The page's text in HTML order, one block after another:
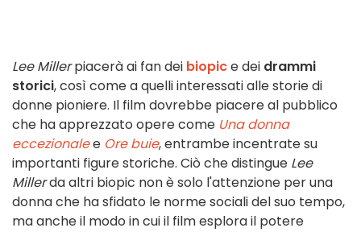
Lee Millerpiacerà ai fan dei biopice dei drammi
storici, così come a quelli interessati alle storie di
donne pioniere. Il film dovrebbe piacere al pubblico
che ha apprezzato opere come Una donna
eccezionalee Ore buie, entrambe incentrate su
importanti figure storiche. Ciò che distingue Lee
Millerda altri biopic non è solo l'attenzione per una
donna che ha sfidato le norme sociali del suo tempo,
ma anche il modo in cui il film esplora il potere